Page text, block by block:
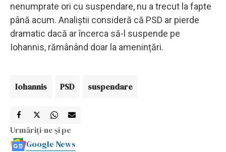
nenumprate ori cu suspendare, nu a trecut la fapte
până acum. Analiștii consideră că PSD ar pierde
dramatic dacă ar încerca să-l suspende pe
Iohannis, rămânând doar la amenințări.
Iohannis PSD suspendare
Urmăriți-ne și pe
Google News